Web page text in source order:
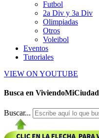
Futbol
2a Div y 3a Div
Olimpiadas
Otros
Voleibol
Eventos
Tutoriales
VIEW ON YOUTUBE
Busca en ViviendoMiCiudad
Buscar...